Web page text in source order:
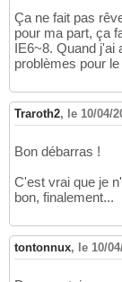
Ça ne fait pas
pour ma part, ça
IE6~8. Quand j'ai
problèmes pour
Traroth2, le 10/04/
Bon débarras !
C'est vrai que je
bon, finalement...
tontonnux, le 10/